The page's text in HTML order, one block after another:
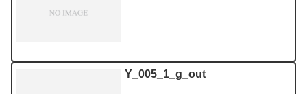
Y_005_1_g_out